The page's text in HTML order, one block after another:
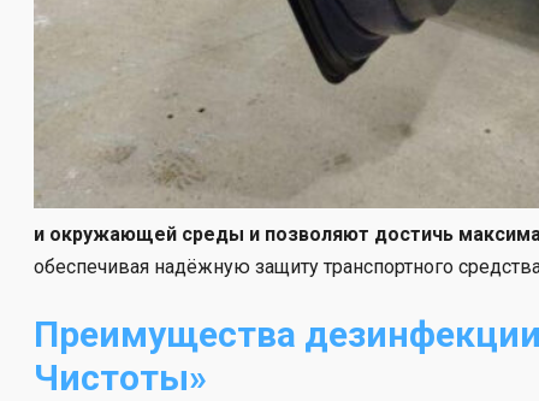
и окружающей среды и позволяют достичь
обеспечивая надёжную защиту транспортного
Преимущества
Чистоты»